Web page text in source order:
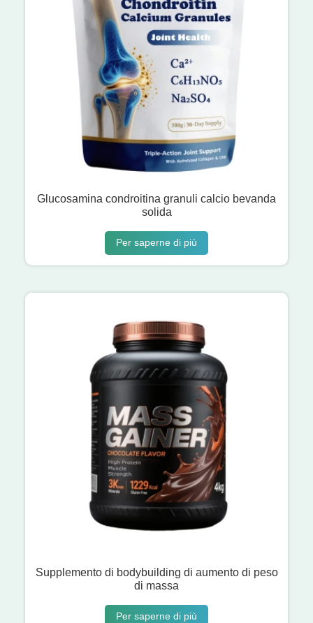
Glucosamina condroitina granuli calcio bevanda
solida
Per saperne di più
Supplemento di bodybuilding di aumento di peso
di massa
Per saperne di più